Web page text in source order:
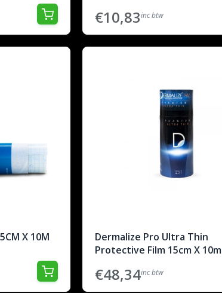
€10,83inc btw
X 10M
Dermalize Pro Ultra Thin
Protective Film 15cm X 10m
€48,34inc btw